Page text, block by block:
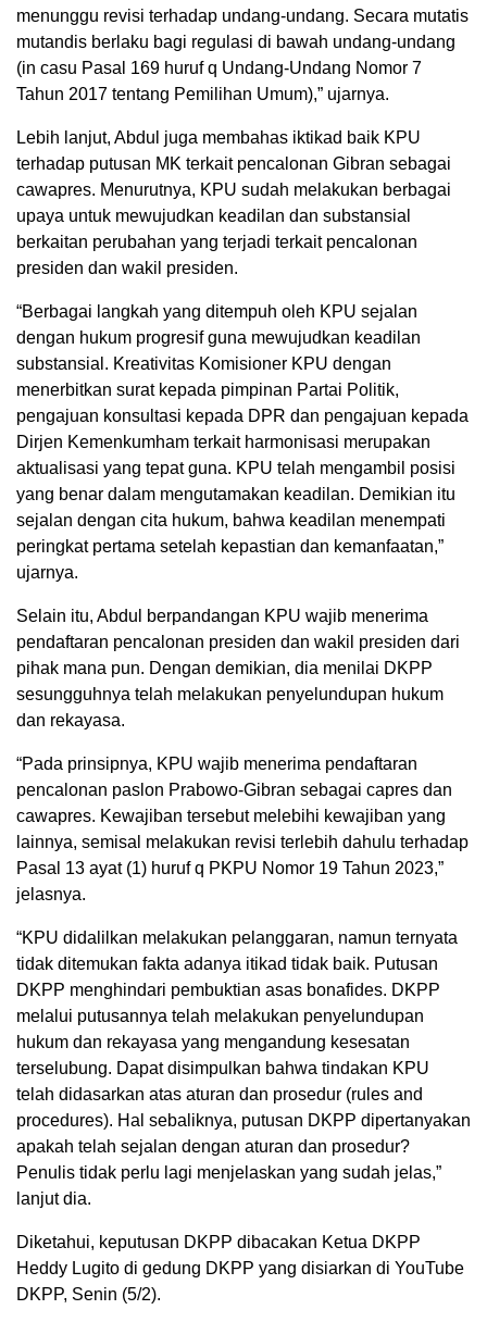
menunggu revisi terhadap undang-undang. Secara mutatis
mutandis berlaku bagi regulasi di bawah undang-undang
(in casu Pasal 169 huruf q Undang-Undang Nomor 7
Tahun 2017 tentang Pemilihan Umum),” ujarnya.
Lebih lanjut, Abdul juga membahas iktikad baik KPU
terhadap putusan MK terkait pencalonan Gibran sebagai
cawapres. Menurutnya, KPU sudah melakukan berbagai
upaya untuk mewujudkan keadilan dan substansial
berkaitan perubahan yang terjadi terkait pencalonan
presiden dan wakil presiden.
“Berbagai langkah yang ditempuh oleh KPU sejalan
dengan hukum progresif guna mewujudkan keadilan
substansial. Kreativitas Komisioner KPU dengan
menerbitkan surat kepada pimpinan Partai Politik,
pengajuan konsultasi kepada DPR dan pengajuan kepada
Dirjen Kemenkumham terkait harmonisasi merupakan
aktualisasi yang tepat guna. KPU telah mengambil posisi
yang benar dalam mengutamakan keadilan. Demikian itu
sejalan dengan cita hukum, bahwa keadilan menempati
peringkat pertama setelah kepastian dan kemanfaatan,”
ujarnya.
Selain itu, Abdul berpandangan KPU wajib menerima
pendaftaran pencalonan presiden dan wakil presiden dari
pihak mana pun. Dengan demikian, dia menilai DKPP
sesungguhnya telah melakukan penyelundupan hukum
dan rekayasa.
“Pada prinsipnya, KPU wajib menerima pendaftaran
pencalonan paslon Prabowo-Gibran sebagai capres dan
cawapres. Kewajiban tersebut melebihi kewajiban yang
lainnya, semisal melakukan revisi terlebih dahulu terhadap
Pasal 13 ayat (1) huruf q PKPU Nomor 19 Tahun 2023,”
jelasnya.
“KPU didalilkan melakukan pelanggaran, namun ternyata
tidak ditemukan fakta adanya itikad tidak baik. Putusan
DKPP menghindari pembuktian asas bonafides. DKPP
melalui putusannya telah melakukan penyelundupan
hukum dan rekayasa yang mengandung kesesatan
terselubung. Dapat disimpulkan bahwa tindakan KPU
telah didasarkan atas aturan dan prosedur (rules and
procedures). Hal sebaliknya, putusan DKPP dipertanyakan
apakah telah sejalan dengan aturan dan prosedur?
Penulis tidak perlu lagi menjelaskan yang sudah jelas,”
lanjut dia.
Diketahui, keputusan DKPP dibacakan Ketua DKPP
Heddy Lugito di gedung DKPP yang disiarkan di YouTube
DKPP, Senin (5/2).